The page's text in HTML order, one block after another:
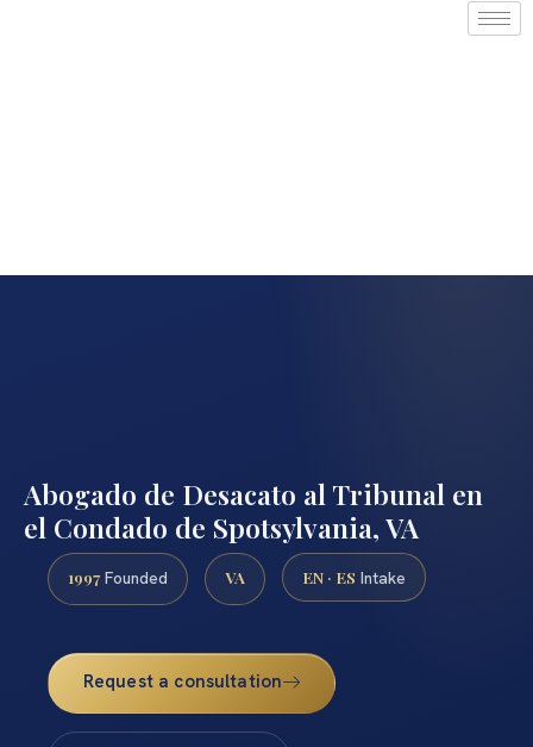
Abogado de Desacato al Tribunal en
el Condado de Spotsylvania, VA
1997 Founded VA EN · ES Intake
Request a consultation